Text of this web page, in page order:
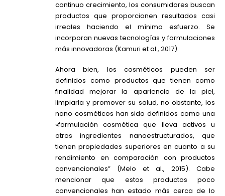
continuo crecimiento, los consumidores buscan
productos que proporcionen resultados casi
irreales haciendo el mínimo esfuerzo. Se
incorporan nuevas tecnologías y formulaciones
más innovadoras (Kamuri et al., 2017).
Ahora bien, los cosméticos pueden ser
definidos como productos que tienen como
finalidad mejorar la apariencia de la piel,
limpiarla y promover su salud, no obstante, los
nano cosméticos han sido definidos como una
«formulación cosmética que lleva activos u
otros ingredientes nanoestructurados, que
tienen propiedades superiores en cuanto a su
rendimiento en comparación con productos
convencionales” (Melo et al., 2015). Cabe
mencionar que estos productos poco
convencionales han estado más cerca de lo